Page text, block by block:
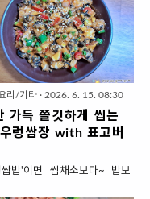
리/기타 · 2026. 6. 15. 08:30
가득 쫄깃하게 씹는
렁쌈장 with 표고버
쌉밥'이면 쌈채소보다~ 밥보